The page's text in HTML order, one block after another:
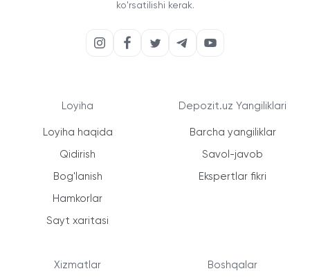
ko'rsatilishi kerak.
Loyiha
Loyiha haqida
Qidirish
Bog'lanish
Hamkorlar
Sayt xaritasi
Xizmatlar
Depozit.uz Yangiliklari
Barcha yangiliklar
Savol-javob
Ekspertlar fikri
Boshqalar